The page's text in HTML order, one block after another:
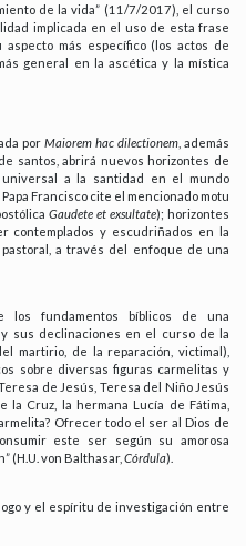
de la vida” (11/7/2017), el curso
implicada en el uso de esta frase
más específico (los actos de
general en la ascética y la mística
por Maiorem hac dilectionem, además
santos, abrirá nuevos horizontes de
a la santidad en el mundo
Francisco cite el mencionado motu
Gaudete et exsultate); horizontes
contemplados y escudriñados en la
a través del enfoque de una
fundamentos bíblicos de una
sus declinaciones en el curso de la
martirio, de la reparación, victimal),
sobre diversas figuras carmelitas y
de Jesús, Teresa del Niño Jesús
Cruz, la hermana Lucía de Fátima,
Ofrecer todo el ser al Dios de
este ser según su amorosa
(H.U. von Balthasar, Córdula).
y el espíritu de investigación entre